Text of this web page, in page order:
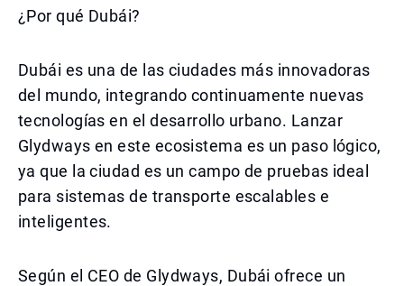
¿Por qué Dubái?
Dubái es una de las ciudades más innovadoras
del mundo, integrando continuamente nuevas
tecnologías en el desarrollo urbano. Lanzar
Glydways en este ecosistema es un paso lógico,
ya que la ciudad es un campo de pruebas ideal
para sistemas de transporte escalables e
inteligentes.
Según el CEO de Glydways, Dubái ofrece un